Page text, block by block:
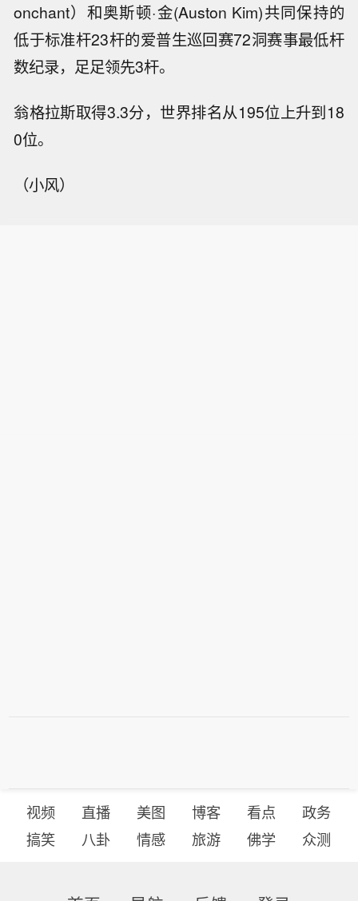
onchant）和奥斯顿·金(Auston Kim)共同保持的
低于标准杆23杆的爱普生巡回赛72洞赛事最低杆
数纪录，足足领先3杆。
翁格拉斯取得3.3分，世界排名从195位上升到18
0位。
（小风）
视频 直播 美图 博客 看点
政务
搞笑
八卦 情感 旅游 佛学 众测